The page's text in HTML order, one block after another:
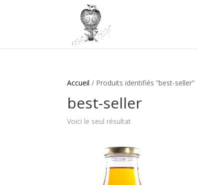
Accueil / Produits identifiés “best-seller”
best-seller
Voici le seul résultat